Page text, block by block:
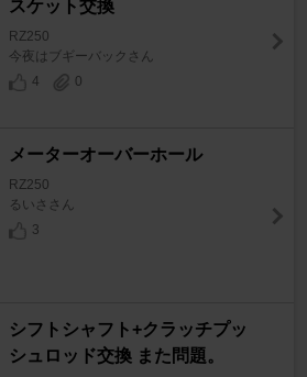
スケット交換
RZ250
今夜はブギーバックさん
4
0
メーターオーバーホール
RZ250
るいささん
3
シフトシャフト+クラッチプッ
シュロッド交換 また問題。